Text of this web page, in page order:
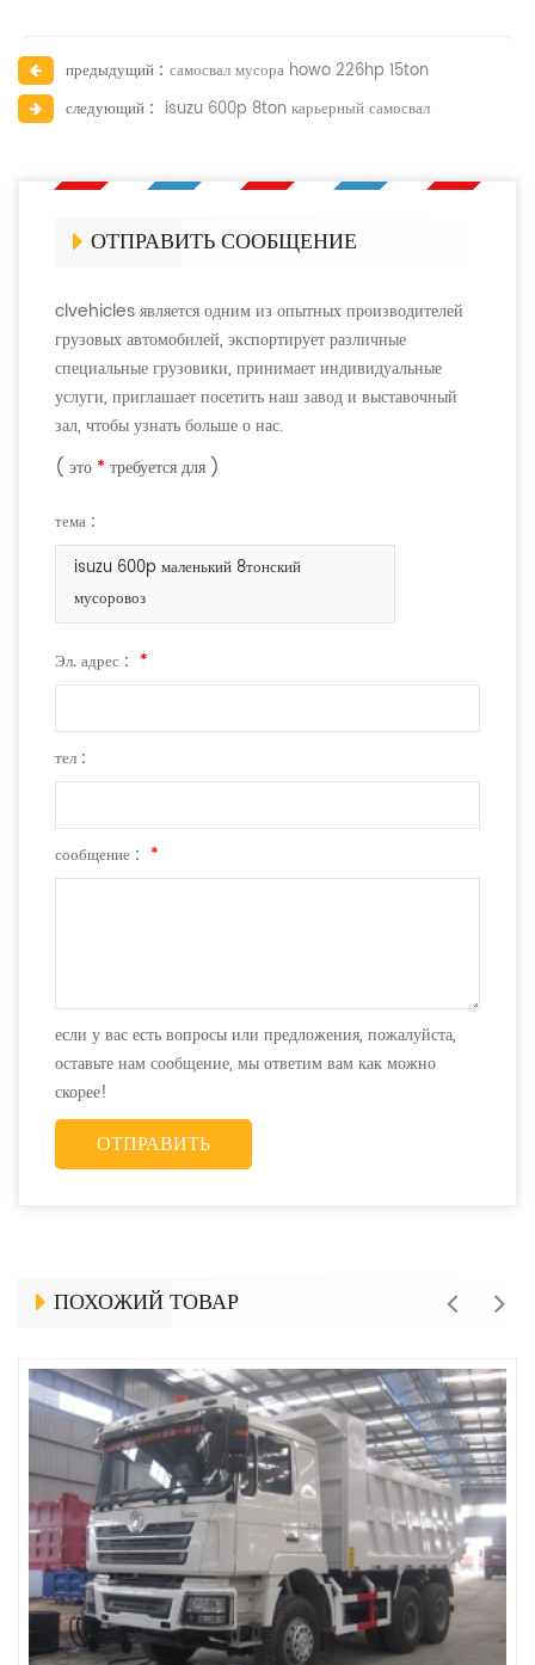
предыдущий : самосвал мусора howo 226hp 15ton
следующий : isuzu 600p 8ton карьерный самосвал
ОТПРАВИТЬ СООБЩЕНИЕ
clvehicles является одним из опытных производителей
грузовых автомобилей, экспортирует различные
специальные грузовики, принимает индивидуальные
услуги, приглашает посетить наш завод и выставочный
зал, чтобы узнать больше о нас.
( это * требуется для )
тема :
isuzu 600p маленький 8тонский
мусоровоз
Эл. адрес : *
тел :
сообщение : *
если у вас есть вопросы или предложения, пожалуйста,
оставьте нам сообщение, мы ответим вам как можно
скорее!
ПОХОЖИЙ ТОВАР